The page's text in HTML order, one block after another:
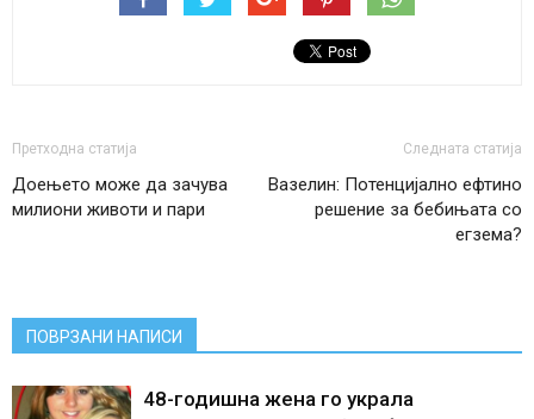
Претходна статија
Доењето може да зачува
милиони животи и пари
Следната статија
Вазелин: Потенцијално ефтино
решение за бебињата со
егзема?
ПОВРЗАНИ НАПИСИ
48-годишна жена го украла